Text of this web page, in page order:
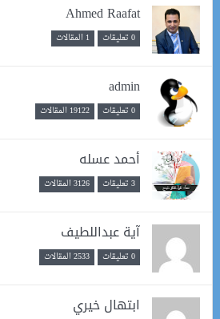
Ahmed Raafat
0 تعليقات 1 المقالات
admin
0 تعليقات 19122 المقالات
أحمد عسله
3 تعليقات 3126 المقالات
آية عبداللطيف
0 تعليقات 2533 المقالات
ابتهال خيري